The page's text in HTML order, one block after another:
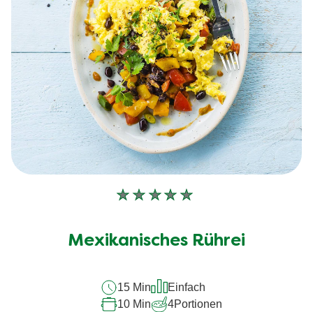
Keine
für
abgegeben
Mexikanisches Rührei
15 Min
Einfach
10 Min
4Portionen